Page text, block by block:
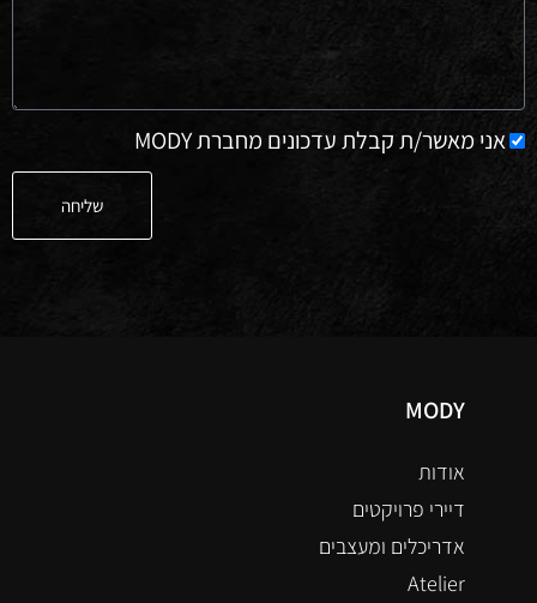
אני מאשר/ת קבלת עדכונים מחברת MODY
שליחה
MODY
אודות
דיירי פרויקטים
אדריכלים ומעצבים
Atelier